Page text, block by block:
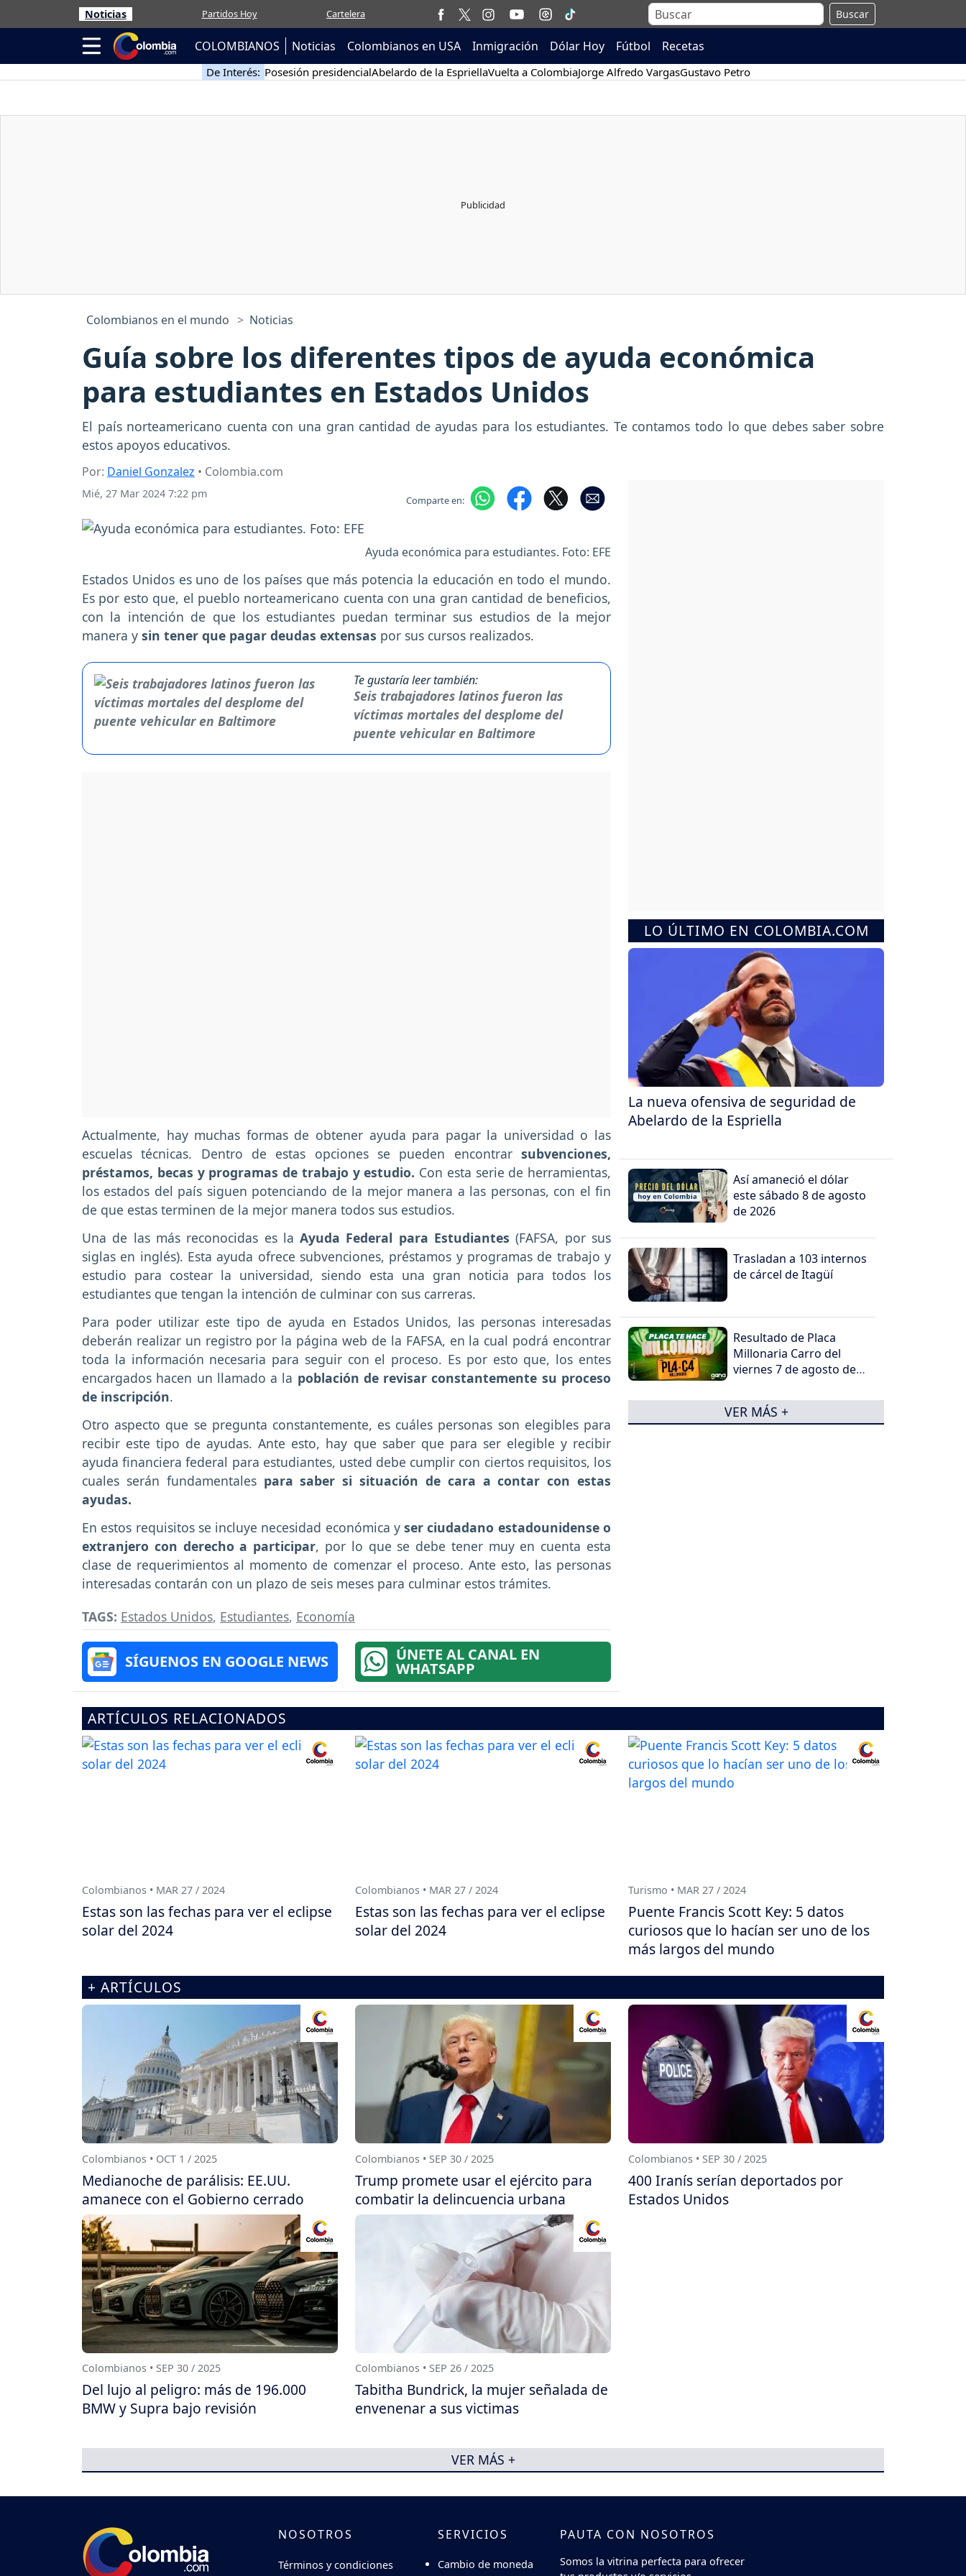
Noticias Partidos Hoy Cartelera Buscar
COLOMBIANOS Noticias Colombianos en USA Inmigración Dólar Hoy Fútbol Recetas
De Interés: Posesión presidencialAbelardo de la EspriellaVuelta a ColombiaJorge Alfredo VargasGustavo Petro
Colombianos en el mundo Noticias
Guía sobre los diferentes tipos de ayuda económica
para estudiantes en Estados Unidos
El país norteamericano cuenta con una gran cantidad de ayudas para los estudiantes. Te contamos todo lo que debes saber sobre
estos apoyos educativos.
Por: Daniel Gonzalez • Colombia.com
Mié, 27 Mar 2024 7:22 pm Comparte en:
Ayuda económica para estudiantes. Foto: EFE
Estados Unidos es uno de los países que más potencia la educación en todo el mundo.
Es por esto que, el pueblo norteamericano cuenta con una gran cantidad de beneficios,
con la intención de que los estudiantes puedan terminar sus estudios de la mejor
manera y sin tener que pagar deudas extensas por sus cursos realizados.
Te gustaría leer también:
Seis trabajadores latinos fueron las
víctimas mortales del desplome del
puente vehicular en Baltimore
Actualmente, hay muchas formas de obtener ayuda para pagar la universidad o las
escuelas técnicas. Dentro de estas opciones se pueden encontrar subvenciones,
préstamos, becas y programas de trabajo y estudio. Con esta serie de herramientas,
los estados del país siguen potenciando de la mejor manera a las personas, con el fin
de que estas terminen de la mejor manera todos sus estudios.
Una de las más reconocidas es laAyuda Federal para Estudiantes(FAFSA, por sus
siglas en inglés). Esta ayuda ofrece subvenciones, préstamos y programas de trabajo y
estudio para costear la universidad, siendo esta una gran noticia para todos los
estudiantes que tengan la intención de culminar con sus carreras.
Para poder utilizar este tipo de ayuda en Estados Unidos, las personas interesadas
deberán realizar un registro por la página web de la FAFSA, en la cual podrá encontrar
toda la información necesaria para seguir con el proceso. Es por esto que, los entes
encargados hacen un llamado a la población de revisar constantemente su proceso
de inscripción.
Otro aspecto que se pregunta constantemente, es cuáles personas son elegibles para
recibir este tipo de ayudas. Ante esto, hay que saber que para ser elegible y recibir
ayuda financiera federal para estudiantes, usted debe cumplir con ciertos requisitos, los
cuales serán fundamentales para saber si situación de cara a contar con estas
ayudas.
En estos requisitos se incluye necesidad económica yser ciudadano estadounidense o
extranjero con derecho a participar, por lo que se debe tener muy en cuenta esta
clase de requerimientos al momento de comenzar el proceso. Ante esto, las personas
interesadas contarán con un plazo de seis meses para culminar estos trámites.
TAGS: Estados Unidos, Estudiantes, Economía
SÍGUENOS EN GOOGLE NEWS ÚNETE AL CANAL EN
WHATSAPP
LO ÚLTIMO EN COLOMBIA.COM
La nueva ofensiva de seguridad de
Abelardo de la Espriella
Así amaneció el dólar
este sábado 8 de agosto
de 2026
Trasladan a 103 internos
de cárcel de Itagüí
Resultado de Placa
Millonaria Carro del
viernes 7 de agosto de
VER MÁS +
ARTÍCULOS RELACIONADOS
Colombianos • MAR 27 / 2024
Estas son las fechas para ver el eclipse
solar del 2024
Colombianos • MAR 27 / 2024
Estas son las fechas para ver el eclipse
solar del 2024
Turismo • MAR 27 / 2024
Puente Francis Scott Key: 5 datos
curiosos que lo hacían ser uno de los
más largos del mundo
+ ARTÍCULOS
Colombianos • OCT 1 / 2025
Medianoche de parálisis: EE.UU.
amanece con el Gobierno cerrado
Colombianos • SEP 30 / 2025
Trump promete usar el ejército para
combatir la delincuencia urbana
Colombianos • SEP 30 / 2025
400 Iranís serían deportados por
Estados Unidos
Colombianos • SEP 30 / 2025
Del lujo al peligro: más de 196.000
BMW y Supra bajo revisión
Colombianos • SEP 26 / 2025
Tabitha Bundrick, la mujer señalada de
envenenar a sus victimas
VER MÁS +
NOSOTROS
Términos y condiciones
SERVICIOS
Cambio de moneda
PAUTA CON NOSOTROS
Somos la vitrina perfecta para ofrecer